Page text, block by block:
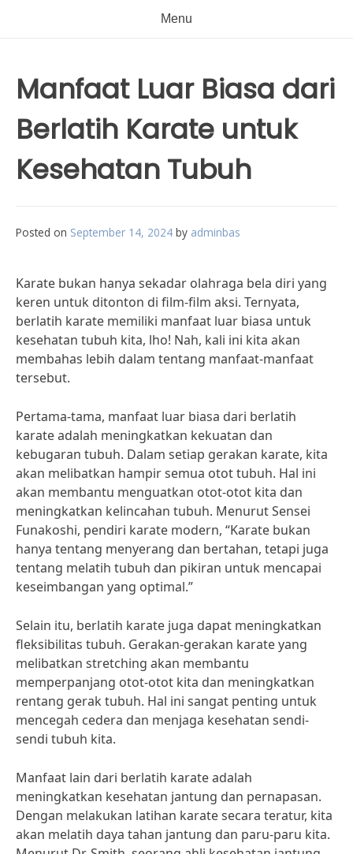
Menu
Manfaat Luar Biasa dari
Berlatih Karate untuk
Kesehatan Tubuh
Posted on September 14, 2024 by adminbas
Karate bukan hanya sekadar olahraga bela diri yang
keren untuk ditonton di film-film aksi. Ternyata,
berlatih karate memiliki manfaat luar biasa untuk
kesehatan tubuh kita, lho! Nah, kali ini kita akan
membahas lebih dalam tentang manfaat-manfaat
tersebut.
Pertama-tama, manfaat luar biasa dari berlatih
karate adalah meningkatkan kekuatan dan
kebugaran tubuh. Dalam setiap gerakan karate, kita
akan melibatkan hampir semua otot tubuh. Hal ini
akan membantu menguatkan otot-otot kita dan
meningkatkan kelincahan tubuh. Menurut Sensei
Funakoshi, pendiri karate modern, “Karate bukan
hanya tentang menyerang dan bertahan, tetapi juga
tentang melatih tubuh dan pikiran untuk mencapai
keseimbangan yang optimal.”
Selain itu, berlatih karate juga dapat meningkatkan
fleksibilitas tubuh. Gerakan-gerakan karate yang
melibatkan stretching akan membantu
memperpanjang otot-otot kita dan meningkatkan
rentang gerak tubuh. Hal ini sangat penting untuk
mencegah cedera dan menjaga kesehatan sendi-
sendi tubuh kita.
Manfaat lain dari berlatih karate adalah
meningkatkan kesehatan jantung dan pernapasan.
Dengan melakukan latihan karate secara teratur, kita
akan melatih daya tahan jantung dan paru-paru kita.